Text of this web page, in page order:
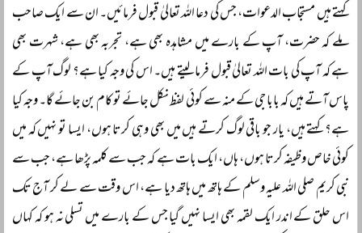
کہتے ہیں مستجاب الدعوات، جس کی دعا اللہ تعالیٰ قبول فرمائیں۔ ان سے ایک صاحب
ملے کہ حضرت، آپ کے بارے میں مشاہدہ بھی ہے، تجربہ بھی ہے، شہرت بھی
ہے کہ آپ کی بات اللہ تعالیٰ قبول فرما لیتے ہیں۔ اس کی وجہ کیا ہے؟ لوگ آپ کے
پاس آتے ہیں کہ بابا جی کے منہ سے کوئی لفظ نکل جائے تو کام بن جائے گا۔ وجہ کیا
ہے؟ کہتے ہیں، یار جو باقی لوگ کرتے ہیں میں بھی وہی کرتا ہوں، ایسا تو نہیں کہ میں
کوئی خاص وظیفہ کرتا ہوں، ہاں، ایک بات ہے کہ جب سے کلمہ پڑھا ہے، جب سے
نبی کریم صلی اللہ علیہ وسلم کے ہاتھ میں ہاتھ دیا ہے، اس وقت سے لے کر آج تک
اس حلق کے اندر ایک لقمہ بھی ایسا نہیں گیا جس کے بارے میں تسلی نہ ہو کہ کہاں